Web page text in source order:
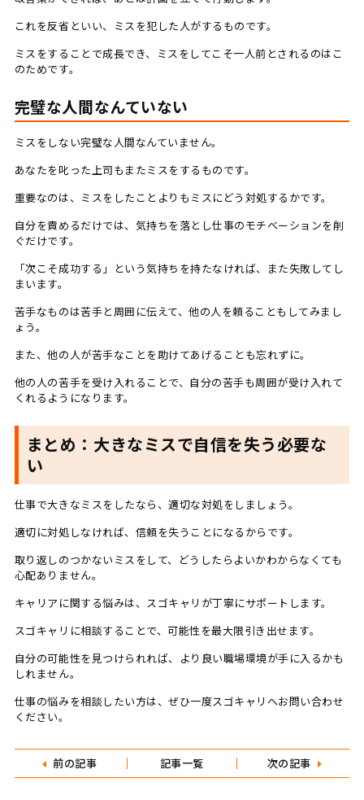
これを反省といい、ミスを犯した人がするものです。
ミスをすることで成長でき、ミスをしてこそ一人前とされるのはこ
のためです。
完璧な人間なんていない
ミスをしない完璧な人間なんていません。
あなたを叱った上司もまたミスをするものです。
重要なのは、ミスをしたことよりもミスにどう対処するかです。
自分を責めるだけでは、気持ちを落とし仕事のモチベーションを削
ぐだけです。
「次こそ成功する」という気持ちを持たなければ、また失敗してし
まいます。
苦手なものは苦手と周囲に伝えて、他の人を頼ることもしてみまし
ょう。
また、他の人が苦手なことを助けてあげることも忘れずに。
他の人の苦手を受け入れることで、自分の苦手も周囲が受け入れて
くれるようになります。
まとめ：大きなミスで自信を失う必要な
い
仕事で大きなミスをしたなら、適切な対処をしましょう。
適切に対処しなければ、信頼を失うことになるからです。
取り返しのつかないミスをして、どうしたらよいかわからなくても
心配ありません。
キャリアに関する悩みは、スゴキャリが丁寧にサポートします。
スゴキャリに相談することで、可能性を最大限引き出せます。
自分の可能性を見つけられれば、より良い職場環境が手に入るかも
しれません。
仕事の悩みを相談したい方は、ぜひ一度スゴキャリへお問い合わせ
ください。
前の記事 記事一覧 次の記事